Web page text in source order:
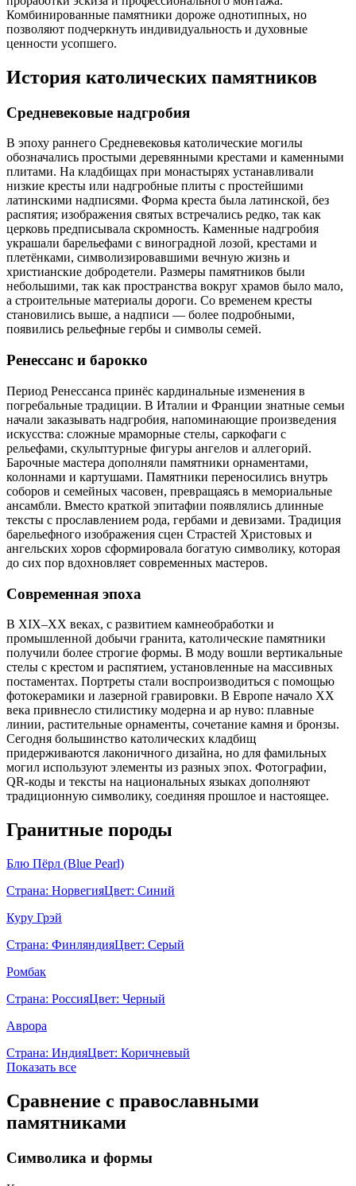
Комбинированные памятники дороже однотипных, но
позволяют подчеркнуть индивидуальность и духовные
ценности усопшего.
История католических памятников
Средневековые надгробия
В эпоху раннего Средневековья католические могилы
обозначались простыми деревянными крестами и каменными
плитами. На кладбищах при монастырях устанавливали
низкие кресты или надгробные плиты с простейшими
латинскими надписями. Форма креста была латинской, без
распятия; изображения святых встречались редко, так как
церковь предписывала скромность. Каменные надгробия
украшали барельефами с виноградной лозой, крестами и
плетёнками, символизировавшими вечную жизнь и
христианские добродетели. Размеры памятников были
небольшими, так как пространства вокруг храмов было мало,
а строительные материалы дороги. Со временем кресты
становились выше, а надписи — более подробными,
появились рельефные гербы и символы семей.
Ренессанс и барокко
Период Ренессанса принёс кардинальные изменения в
погребальные традиции. В Италии и Франции знатные семьи
начали заказывать надгробия, напоминающие произведения
искусства: сложные мраморные стелы, саркофаги с
рельефами, скульптурные фигуры ангелов и аллегорий.
Барочные мастера дополняли памятники орнаментами,
колоннами и картушами. Памятники переносились внутрь
соборов и семейных часовен, превращаясь в мемориальные
ансамбли. Вместо краткой эпитафии появлялись длинные
тексты с прославлением рода, гербами и девизами. Традиция
барельефного изображения сцен Страстей Христовых и
ангельских хоров сформировала богатую символику, которая
до сих пор вдохновляет современных мастеров.
Современная эпоха
В XIX–XX веках, с развитием камнеобработки и
промышленной добычи гранита, католические памятники
получили более строгие формы. В моду вошли вертикальные
стелы с крестом и распятием, установленные на массивных
постаментах. Портреты стали воспроизводиться с помощью
фотокерамики и лазерной гравировки. В Европе начало XX
века привнесло стилистику модерна и ар нуво: плавные
линии, растительные орнаменты, сочетание камня и бронзы.
Сегодня большинство католических кладбищ
придерживаются лаконичного дизайна, но для фамильных
могил используют элементы из разных эпох. Фотографии,
QR‑коды и тексты на национальных языках дополняют
традиционную символику, соединяя прошлое и настоящее.
Гранитные породы
Блю Пёрл (Blue Pearl)
Страна: НорвегияЦвет: Синий
Куру Грэй
Страна: ФинляндияЦвет: Серый
Ромбак
Страна: РоссияЦвет: Черный
Аврора
Страна: ИндияЦвет: Коричневый
Показать все
Сравнение с православными
памятниками
Символика и формы